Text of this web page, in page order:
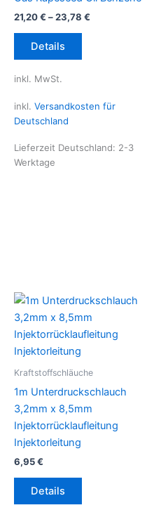
21,20€ –23,78 €
Details
Dieses
Varianten
Optionen
inkl. MwSt.
inkl. Versandkosten für
Deutschland
Lieferzeit Deutschland: 2-3
Werktage
Kraftstoffschläuche
1m Unterdruckschlauch
3,2mm x 8,5mm
Injektorrücklaufleitung
Injektorleitung
6,95€
Details